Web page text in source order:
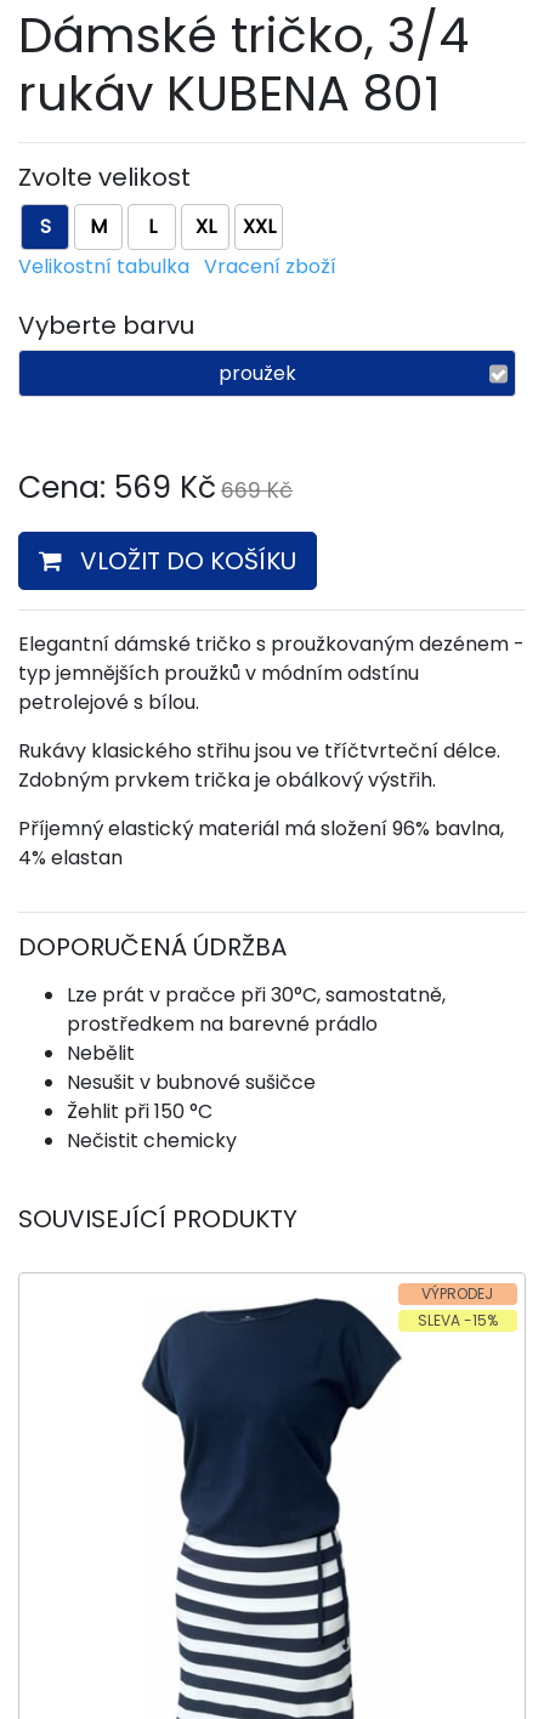
Dámské tričko, 3/4
rukáv KUBENA 801
Zvolte velikost
S M L XL
XXL
Velikostní tabulka Vracení zboží
Vyberte barvu
proužek
Cena: 569 Kč 669 Kč
VLOŽIT DO KOŠÍKU
Elegantní dámské tričkos proužkovaným dezénem -
typ jemnějších proužků v módním odstínu
petrolejové s bílou.
Rukávy klasického střihu jsou ve tříčtvrteční délce.
Zdobným prvkem trička je obálkový výstřih.
Příjemný elastický materiál má složení 96% bavlna,
4% elastan
DOPORUČENÁ ÚDRŽBA
Lze prát v pračce při 30°C, samostatně,
prostředkem na barevné prádlo
Nebělit
Nesušit v bubnové sušičce
Žehlit při 150 °C
Nečistit chemicky
SOUVISEJÍCÍ PRODUKTY
VÝPRODEJ
SLEVA -15%